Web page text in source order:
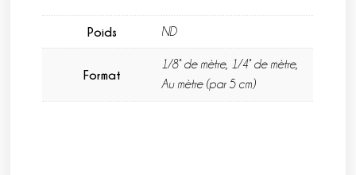
Poids ND
Format
1/8° de mètre, 1/4° de mètre,
Au mètre (par 5 cm)